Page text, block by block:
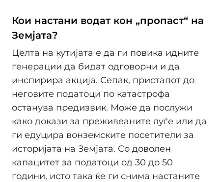
Кои настани водат кон „пропаст“ на
Земјата?
Целта на кутијата е да ги повика идните
генерации да бидат одговорни и да
инспирира акција. Сепак, пристапот до
неговите податоци по катастрофа
останува предизвик. Може да послужи
како докази за преживеаните луѓе или да
ги едуцира вонземските посетители за
историјата на Земјата. Со доволен
капацитет за податоци од 30 до 50
години, исто така ќе ги снима настаните